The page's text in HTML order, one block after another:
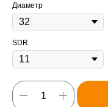
Диаметр
SDR